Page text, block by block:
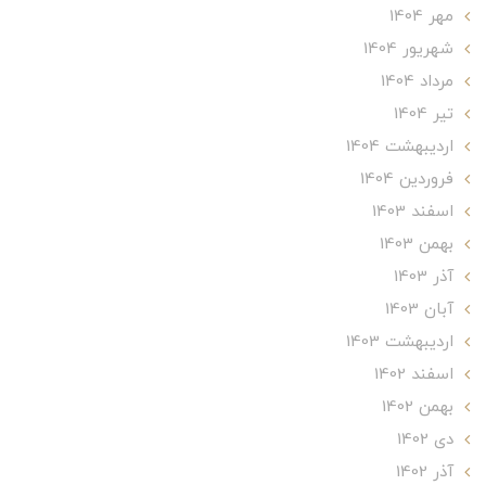
مهر 1404
شهریور 1404
مرداد 1404
تير 1404
ارديبهشت 1404
فروردین 1404
اسفند 1403
بهمن 1403
آذر 1403
آبان 1403
ارديبهشت 1403
اسفند 1402
بهمن 1402
دی 1402
آذر 1402